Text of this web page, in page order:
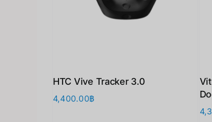
HTC Vive Tracker 3.0
4,400.00฿